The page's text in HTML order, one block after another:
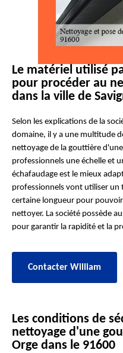
Le matériel utilisé
pour procéder au
dans la ville de
Selon les explications de la
domaine, il y a une multitude
nettoyage de la gouttière
professionnels une échelle et
échafaudage est le mieux
professionnels vont utiliser un
certaine longueur pour
nettoyer. La société possède
pour garantir la rapidité et la
Contacter William
Les conditions de
nettoyage d'une
Orge dans le 91600